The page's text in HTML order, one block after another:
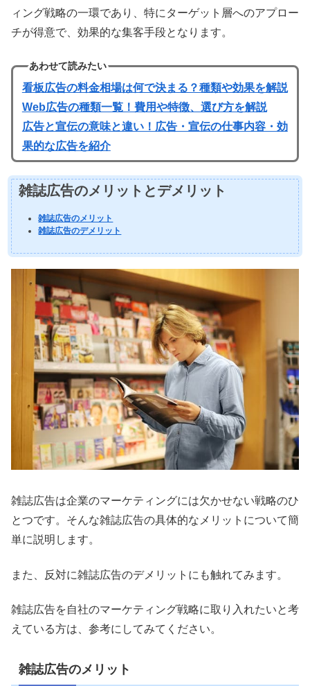
ィング戦略の一環であり、特にターゲット層へのアプロー
チが得意で、効果的な集客手段となります。
あわせて読みたい
看板広告の料金相場は何で決まる？種類や効果を解説
Web広告の種類一覧！費用や特徴、選び方を解説
広告と宣伝の意味と違い！広告・宣伝の仕事内容・効
果的な広告を紹介
雑誌広告のメリットとデメリット
雑誌広告のメリット
雑誌広告のデメリット
雑誌広告は企業のマーケティングには欠かせない戦略のひ
とつです。そんな雑誌広告の具体的なメリットについて簡
単に説明します。
また、反対に雑誌広告のデメリットにも触れてみます。
雑誌広告を自社のマーケティング戦略に取り入れたいと考
えている方は、参考にしてみてください。
雑誌広告のメリット